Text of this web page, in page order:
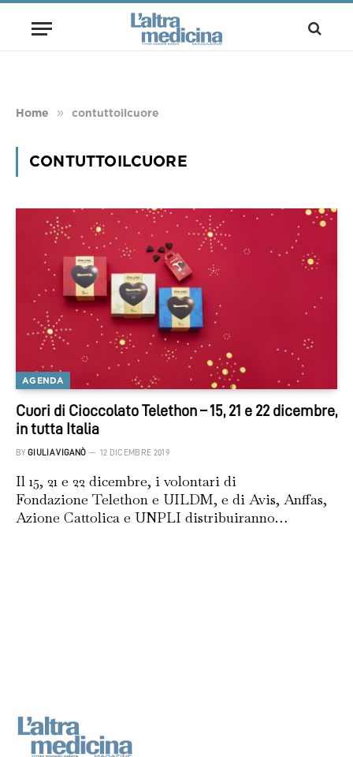
Home » contuttoilcuore
CONTUTTOILCUORE
AGENDA
Cuori di Cioccolato Telethon – 15, 21 e 22 dicembre,
in tutta Italia
BY GIULIA VIGANÒ 12 DICEMBRE 2019
Il 15, 21 e 22 dicembre, i volontari di
Fondazione Telethon e UILDM, e di Avis, Anffas,
Azione Cattolica e UNPLI distribuiranno…